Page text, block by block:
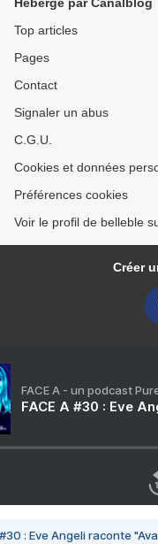
Top articles
Pages
Contact
Signaler un abus
C.G.U.
Cookies et données
Préférences cookies
Voir le profil de belleble
Créer
FACE A - un podcast
FACE A #30 : Eve
#30 : Eve Angeli raconte